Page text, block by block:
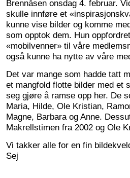
Brennåsen onsdag 4. februar.
skulle innføre et
kunne vise bilder og komme
som opptok dem. Hun
«mobilvenner» til våre
også kunne ha nytte av våre
Det var mange som hadde tatt
et mangfold flotte bilder med et
seg gjøre å ramse opp her. De
Maria, Hilde, Ole Kristian,
Magne, Barbara og Anne.
Makrellstimen fra 2002 og Ole
Vi takker alle for en fin
Sej